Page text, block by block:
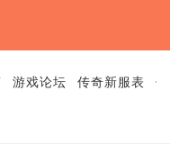
游戏论坛 传奇新服表